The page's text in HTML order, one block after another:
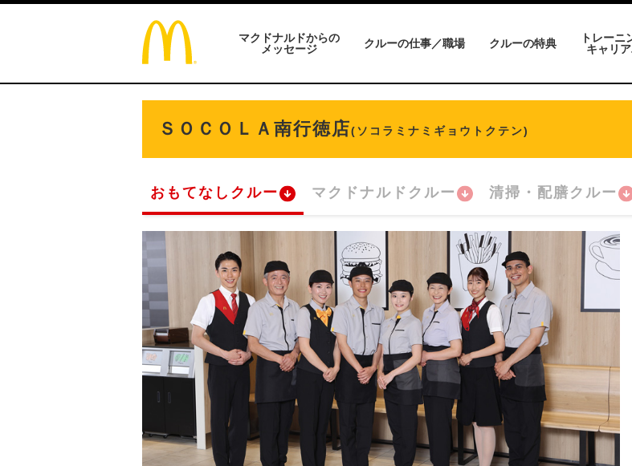
マクドナルドからの
メッセージ
クルーの仕事／職場 クルーの特典
トレーニ
キャリ
ＳＯＣＯＬＡ南行徳店(ソコラミナミギョウトクテン)
おもてなしクルー マクドナルドクルー 清掃・配膳クルー